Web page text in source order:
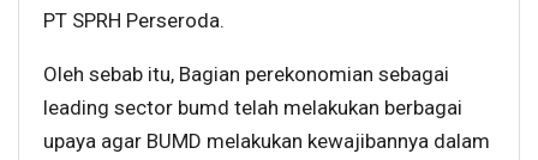
PT SPRH Perseroda.
Oleh sebab itu, Bagian perekonomian sebagai
leading sector bumd telah melakukan berbagai
upaya agar BUMD melakukan kewajibannya dalam